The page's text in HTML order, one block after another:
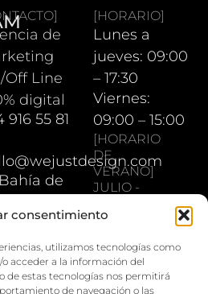
consentimiento
utilizamos tecnologías como
acceder a la información del
de estas tecnologías nos permitirá
de navegación o las
de
Off Line
digital
916 55 81
de
[HORARIO]
Lunes a
jueves: 09:00
– 17:30
Viernes:
09:00 – 15:00
[HORARIO
DE
VERANO]
JULIO -
Lunes a
jueves: 08:00
– 16:30
Viernes: